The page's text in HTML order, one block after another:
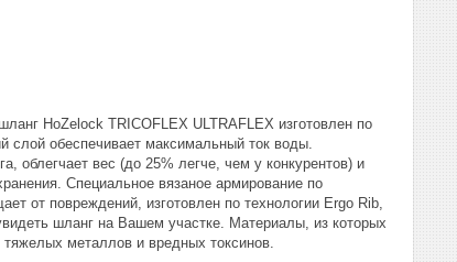
HoZelock TRICOFLEX ULTRAFLEX изготовлен по
слой обеспечивает максимальный ток воды.
облегчает вес (до 25% легче, чем у конкурентов) и
Специальное вязаное армирование по
от повреждений, изготовлен по технологии Ergo Rib,
шланг на Вашем участке. Материалы, из которых
металлов и вредных токсинов.